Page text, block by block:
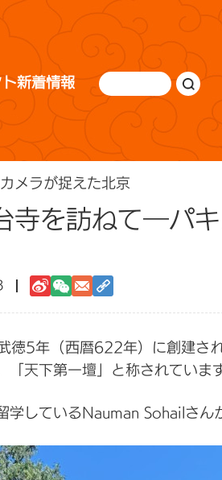
新着情報
メラが捉えた北京
寺を訪ねて―パ
徳5年（西暦622年）に創建
天下第一壇」と称されています
しているNauman Sohailさん